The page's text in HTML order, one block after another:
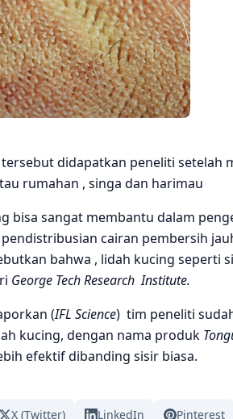
didapatkan peneliti setelah
rumahan , singa dan harimau
bisa sangat membantu dalam
cairan pembersih
bahwa , lidah kucing seperti
George Tech Research Institute.
(IFL Science) tim peneliti
kucing, dengan nama produk
efektif dibanding sisir biasa.
X (Twitter) LinkedIn Pinterest